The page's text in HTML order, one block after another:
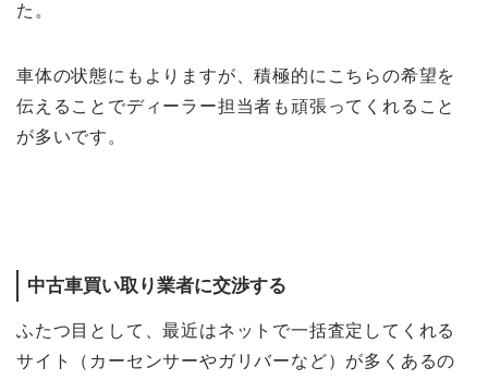
た。
車体の状態にもよりますが、積極的にこちらの希望を
伝えることでディーラー担当者も頑張ってくれること
が多いです。
中古車買い取り業者に交渉する
ふたつ目として、最近はネットで一括査定してくれる
サイト（カーセンサーやガリバーなど）が多くあるの